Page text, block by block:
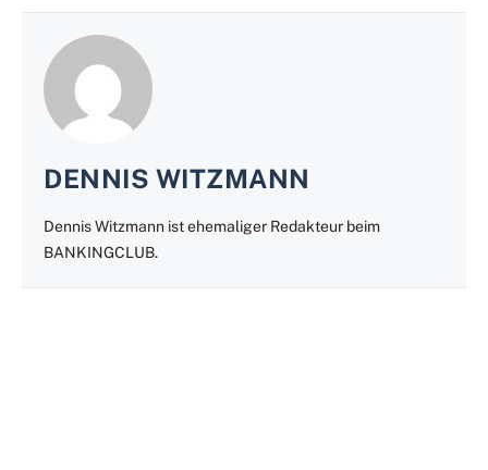
DENNIS WITZMANN
Dennis Witzmann ist ehemaliger Redakteur beim
BANKINGCLUB.